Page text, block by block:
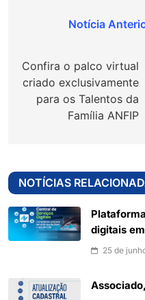
Navegação
Post
Confira o palco virtual
criado exclusivamente
para os Talentos da
Família ANFIP
NOTÍCIAS
digitais
25 de